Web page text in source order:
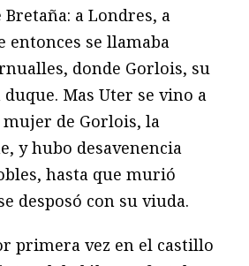
a Londres, a
entonces se llamaba
don­de Gorlois, su
Mas Uter se vino a
de Gorlois, la
y hubo desavenencia
hasta que murió
desposó con su viuda.
primera vez en el castillo